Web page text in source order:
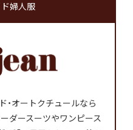
婦人服
・オートクチュールなら
ーダースーツやワンピース